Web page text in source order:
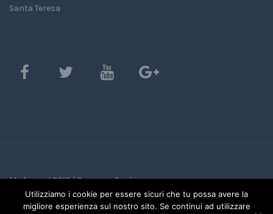
Santa Teresa
Mediasard 2018 |Privacy e Cookie
Utilizziamo i cookie per essere sicuri che tu possa avere la
migliore esperienza sul nostro sito. Se continui ad utilizzare